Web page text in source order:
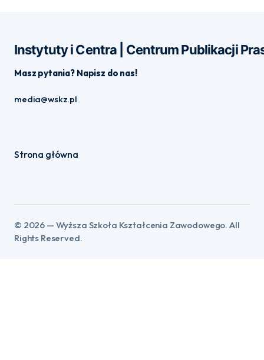
Instytuty i Centra | Centrum Publikacji
Masz pytania? Napisz do nas!
media@wskz.pl
Strona główna
©️ 2026 — Wyższa Szkoła Kształcenia Zawodowego. All
Rights Reserved.